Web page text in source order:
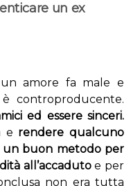
un ex
amore fa male e
controproducente.
ed essere sinceri.
e rendere qualcuno
un buon metodo per
all’accadutoe per
non era tutta